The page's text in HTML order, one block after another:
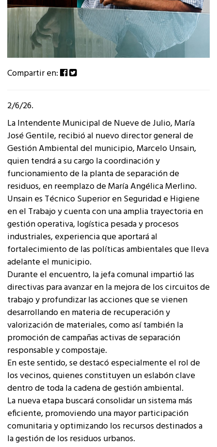
Compartir en:
2/6/26.
La Intendente Municipal de Nueve de Julio, María
José Gentile, recibió al nuevo director general de
Gestión Ambiental del municipio, Marcelo Unsain,
quien tendrá a su cargo la coordinación y
funcionamiento de la planta de separación de
residuos, en reemplazo de María Angélica Merlino.
Unsain es Técnico Superior en Seguridad e Higiene
en el Trabajo y cuenta con una amplia trayectoria en
gestión operativa, logística pesada y procesos
industriales, experiencia que aportará al
fortalecimiento de las políticas ambientales que lleva
adelante el municipio.
Durante el encuentro, la jefa comunal impartió las
directivas para avanzar en la mejora de los circuitos de
trabajo y profundizar las acciones que se vienen
desarrollando en materia de recuperación y
valorización de materiales, como así también la
promoción de campañas activas de separación
responsable y compostaje.
En este sentido, se destacó especialmente el rol de
los vecinos, quienes constituyen un eslabón clave
dentro de toda la cadena de gestión ambiental.
La nueva etapa buscará consolidar un sistema más
eficiente, promoviendo una mayor participación
comunitaria y optimizando los recursos destinados a
la gestión de los residuos urbanos.